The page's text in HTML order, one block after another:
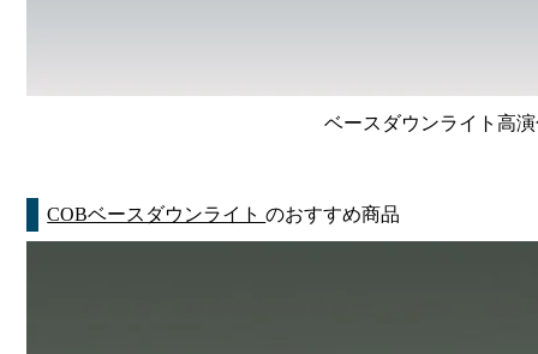
ベースダウンライト高
COBベースダウンライトのおすすめ商品